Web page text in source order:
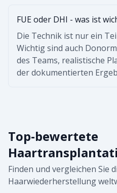
FUE oder DHI - was ist
Die Technik ist nur ein
Wichtig sind auch
des Teams, realistische
der dokumentierten
Top-bewertete
Finden und vergleichen Sie
Haarwiederherstellung